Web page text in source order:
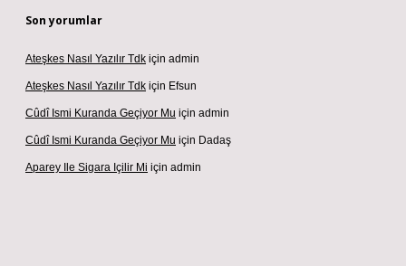
Son yorumlar
Ateşkes Nasıl Yazılır Tdk için admin
Ateşkes Nasıl Yazılır Tdk için Efsun
Cûdî Ismi Kuranda Geçiyor Mu için admin
Cûdî Ismi Kuranda Geçiyor Mu için Dadaş
Aparey Ile Sigara Içilir Mi için admin